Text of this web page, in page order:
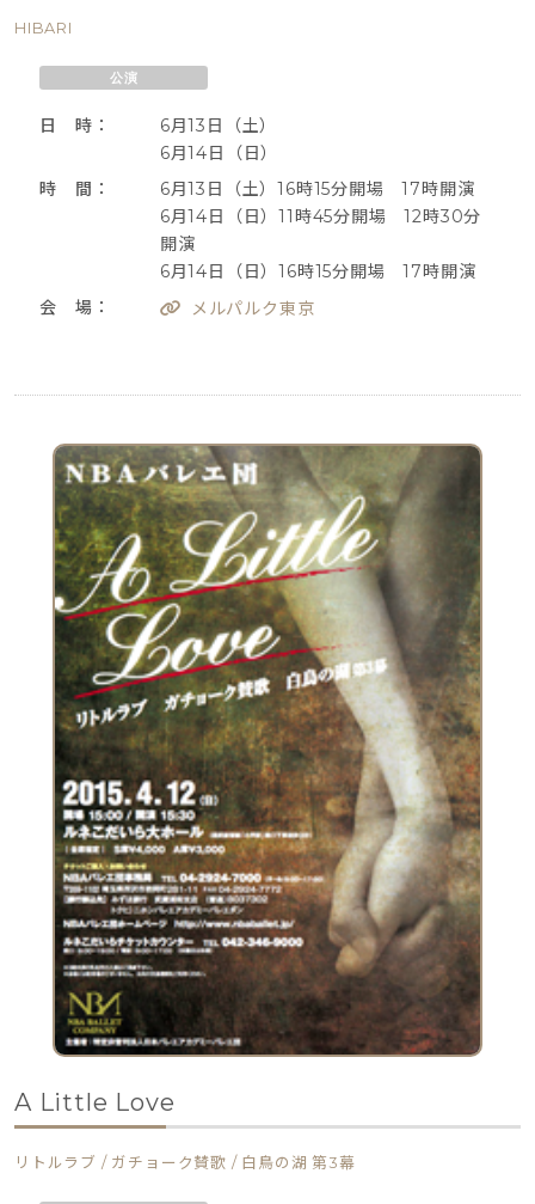
HIBARI
公演
日 時：
6月13日（土）
6月14日（日）
時 間：
6月13日（土）16時15分開場 17時開演
6月14日（日）11時45分開場 12時30分
開演
6月14日（日）16時15分開場 17時開演
会 場：
メルパルク東京
A Little Love
リトルラブ / ガチョーク賛歌 / 白鳥の湖 第3幕